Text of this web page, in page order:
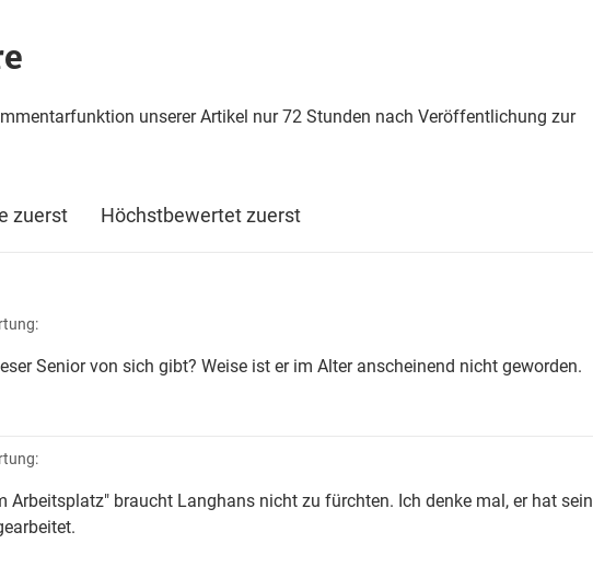
unserer Artikel nur 72 Stunden nach Veröffentlichung zur
zuerst Höchstbewertet zuerst
Senior von sich gibt? Weise ist er im Alter anscheinend nicht geworden.
Arbeitsplatz" braucht Langhans nicht zu fürchten. Ich denke mal, er hat sein